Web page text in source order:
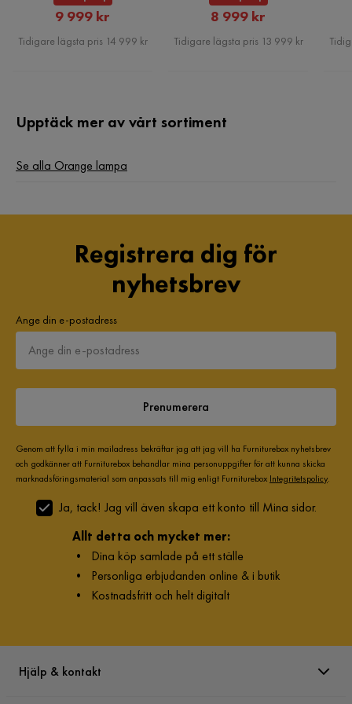
Rabatterat
Pris
9 999 kr
Tidigare lägsta pris 14 999 kr
Rabatterat
Pris
8 999 kr
Tidigare lägsta pris 13 999 kr
Upptäck mer av vårt sortiment
Se alla Orange lampa
Registrera dig för
nyhetsbrev
Ange din e-postadress
Prenumerera
Genom att fylla i min mailadress bekräftar jag att jag vill ha Furniturebox nyhetsbrev
och godkänner att Furniturebox behandlar mina personuppgifter för att kunna skicka
marknadsföringsmaterial som anpassats till mig enligt Furniturebox Integritetspolicy.
Ja, tack! Jag vill även skapa ett konto till Mina sidor.
Allt detta och mycket mer:
• Dina köp samlade på ett ställe
• Personliga erbjudanden online & i butik
• Kostnadsfritt och helt digitalt
Hjälp & kontakt